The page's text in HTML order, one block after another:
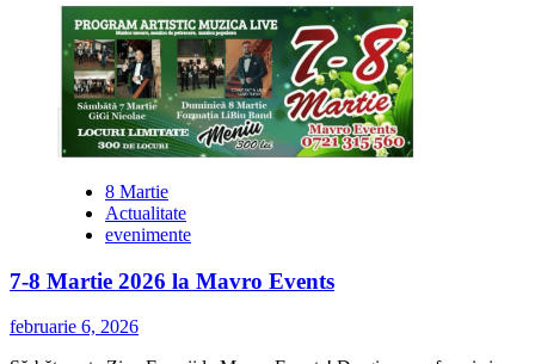
multe
despre
Petrecere
de
Ziua
Femeii
la
La
Nasu
8 Martie
Actualitate
evenimente
7-8 Martie 2026 la Mavro Events
februarie 6, 2026